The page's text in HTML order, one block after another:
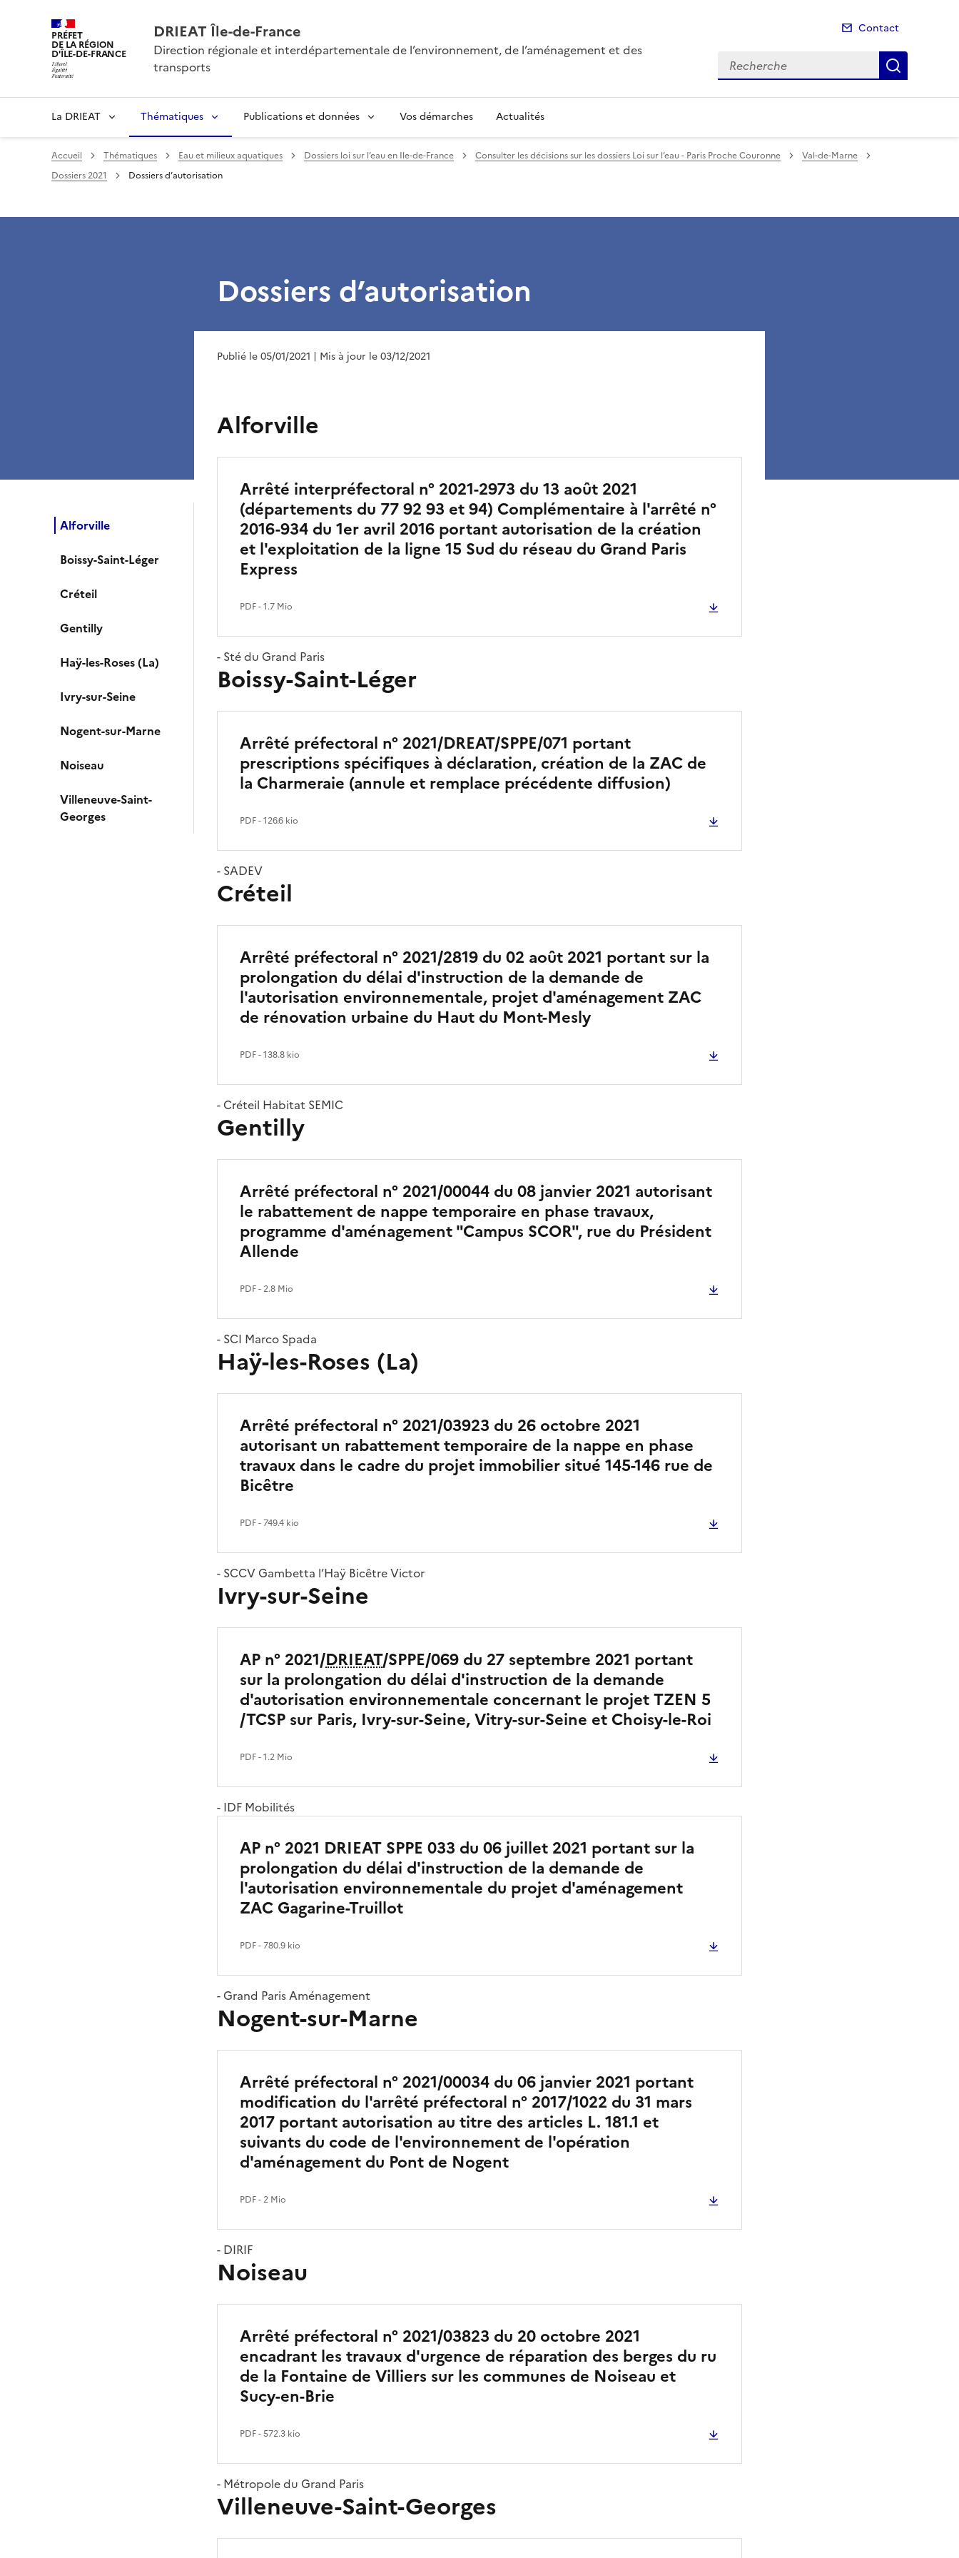
PRÉFET
DE LA RÉGION
D'ÎLE-DE-FRANCE
DRIEAT Île-de-France
Direction régionale et interdépartementale de l’environnement, de l’aménagement et des
transports
Contact
Recherche
La DRIEAT Thématiques Publications et données Vos démarches Actualités
Accueil Thématiques Eau et milieux aquatiques Dossiers loi sur l’eau en Ile-de-France Consulter les décisions sur les dossiers Loi sur l’eau - Paris Proche Couronne
Val-de-Marne
Dossiers 2021
Dossiers d’autorisation
Alforville
Boissy-Saint-Léger
Créteil
Gentilly
Haÿ-les-Roses (La)
Ivry-sur-Seine
Nogent-sur-Marne
Noiseau
Villeneuve-Saint-
Georges
Dossiers d’autorisation
Publié le 05/01/2021 | Mis à jour le 03/12/2021
Alforville
Arrêté interpréfectoral n° 2021-2973 du 13 août 2021
(départements du 77 92 93 et 94) Complémentaire à l'arrêté n°
2016-934 du 1er avril 2016 portant autorisation de la création
et l'exploitation de la ligne 15 Sud du réseau du Grand Paris
Express
PDF- 1.7 Mio
- Sté du Grand Paris
Boissy-Saint-Léger
Arrêté préfectoral n° 2021/DREAT/SPPE/071 portant
prescriptions spécifiques à déclaration, création de la ZAC de
la Charmeraie (annule et remplace précédente diffusion)
PDF- 126.6 kio
- SADEV
Créteil
Arrêté préfectoral n° 2021/2819 du 02 août 2021 portant sur la
prolongation du délai d'instruction de la demande de
l'autorisation environnementale, projet d'aménagement ZAC
de rénovation urbaine du Haut du Mont-Mesly
PDF- 138.8 kio
- Créteil Habitat SEMIC
Gentilly
Arrêté préfectoral n° 2021/00044 du 08 janvier 2021 autorisant
le rabattement de nappe temporaire en phase travaux,
programme d'aménagement "Campus SCOR", rue du Président
Allende
PDF- 2.8 Mio
- SCI Marco Spada
Haÿ-les-Roses (La)
Arrêté préfectoral n° 2021/03923 du 26 octobre 2021
autorisant un rabattement temporaire de la nappe en phase
travaux dans le cadre du projet immobilier situé 145-146 rue de
Bicêtre
PDF- 749.4 kio
- SCCV Gambetta l’Haÿ Bicêtre Victor
Ivry-sur-Seine
AP n° 2021/DRIEAT/SPPE/069 du 27 septembre 2021 portant
sur la prolongation du délai d'instruction de la demande
d'autorisation environnementale concernant le projet TZEN 5
/TCSP sur Paris, Ivry-sur-Seine, Vitry-sur-Seine et Choisy-le-Roi
PDF- 1.2 Mio
- IDF Mobilités
AP n° 2021 DRIEAT SPPE 033 du 06 juillet 2021 portant sur la
prolongation du délai d'instruction de la demande de
l'autorisation environnementale du projet d'aménagement
ZAC Gagarine-Truillot
PDF- 780.9 kio
- Grand Paris Aménagement
Nogent-sur-Marne
Arrêté préfectoral n° 2021/00034 du 06 janvier 2021 portant
modification du l'arrêté préfectoral n° 2017/1022 du 31 mars
2017 portant autorisation au titre des articles L. 181.1 et
suivants du code de l'environnement de l'opération
d'aménagement du Pont de Nogent
PDF- 2 Mio
- DIRIF
Noiseau
Arrêté préfectoral n° 2021/03823 du 20 octobre 2021
encadrant les travaux d'urgence de réparation des berges du ru
de la Fontaine de Villiers sur les communes de Noiseau et
Sucy-en-Brie
PDF- 572.3 kio
- Métropole du Grand Paris
Villeneuve-Saint-Georges